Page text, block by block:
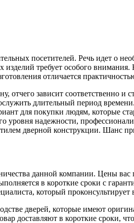
посетителей. Речь идет о
требует особого внимания.
отличается
отчего зависит соответственно
длительный период
для покупки людям, которые
надежности,
дверной конструкции. Шанс
данной компании. Цены
в короткие сроки с
который
дверей, которые имеют
доставляют в короткие сроки,